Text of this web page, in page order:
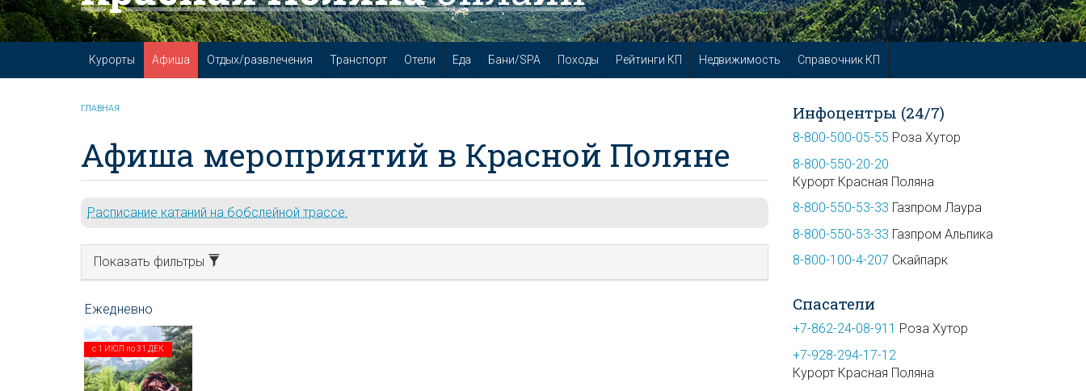
Курорты Афиша Отдых/развлечения Транспорт Отели Еда Бани/SPA Походы Рейтинги КП Недвижимость Справочник КП
ГЛАВНАЯ
Афиша мероприятий в Красной Поляне
Расписание катаний на бобслейной трассе.
Показать фильтры
с 1 ИЮЛ по31 ДЕК
Инфоцентры (24/7)
8-800-500-05-55 Роза Хутор
8-800-550-20-20
Курорт Красная Поляна
8-800-550-53-33 Газпром Лаура
8-800-550-53-33 Газпром Альпика
8-800-100-4-207 Скайпарк
Спасатели
+7-862-24-08-911 Роза Хутор
+7-928-294-17-12
Курорт Красная Поляна